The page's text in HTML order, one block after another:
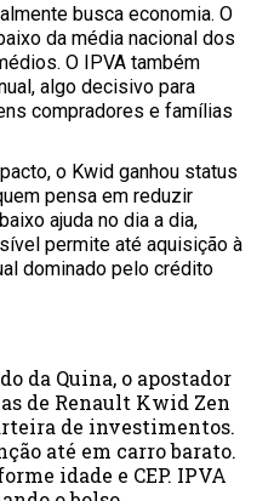
busca economia. O
da média nacional dos
O IPVA também
algo decisivo para
compradores e famílias
o Kwid ganhou status
pensa em reduzir
ajuda no dia a dia,
permite até aquisição à
dominado pelo crédito
da Quina, o apostador
de Renault Kwid Zen
de investimentos.
até em carro barato.
idade e CEP. IPVA